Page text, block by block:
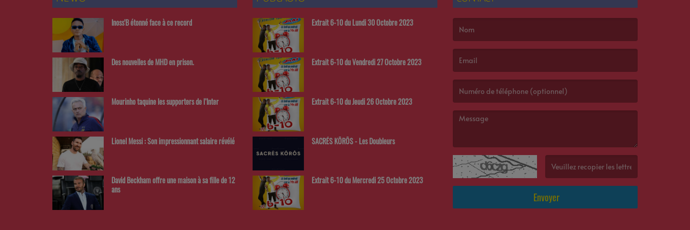
Inoss'B étonné face à ce record
Des nouvelles de MHD en prison.
Mourinho taquine les supporters de l’Inter
Lionel Messi : Son impressionnant salaire révélé
David Beckham offre une maison à sa fille de 12
ans
Extrait 6-10 du Lundi 30 Octobre 2023
Extrait 6-10 du Vendredi 27 Octobre 2023
Extrait 6-10 du Jeudi 26 Octobre 2023
SACRÉS KÔRÔS - Les Doubleurs
Extrait 6-10 du Mercredi 25 Octobre 2023
Envoyer